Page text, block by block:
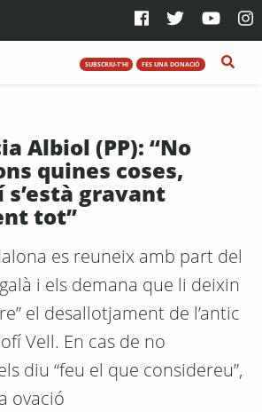
SUBSCRIU-T'HI FES UNA DONACIÓ
Albiol (PP): “No
quines coses,
s’està gravant
tot”
es reuneix amb part del
i els demana que li deixin
el desallotjament de l’antic
Vell. En cas de no
diu “feu el que considereu”,
ovació